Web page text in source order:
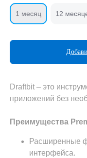
1 месяц 12
Draftbit – это
приложений без
Преимущества
Расширенные
интерфейса.